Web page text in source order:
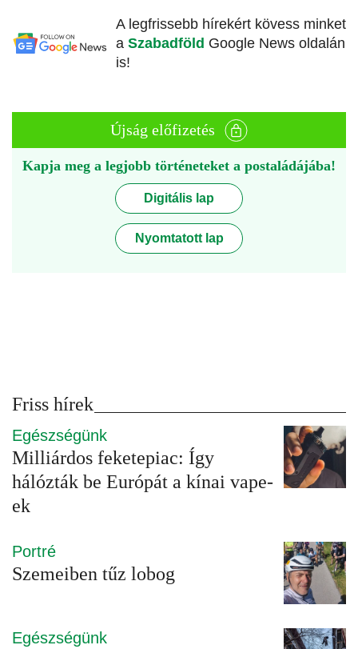
A legfrissebb hírekért kövess minket
a Szabadföld Google News oldalán
is!
Újság előfizetés
Kapja meg a legjobb történeteket a postaládájába!
Digitális lap
Nyomtatott lap
Friss hírek
Egészségünk
Milliárdos feketepiac: Így
hálózták be Európát a kínai vape-
ek
Portré
Szemeiben tűz lobog
Egészségünk